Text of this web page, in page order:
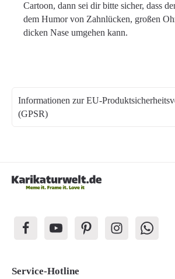
Cartoon, dann sei dir bitte sicher, dass
dem Humor von Zahnlücken, großen
dicken Nase umgehen kann.
Informationen zur EU-
(GPSR)
Service-Hotline